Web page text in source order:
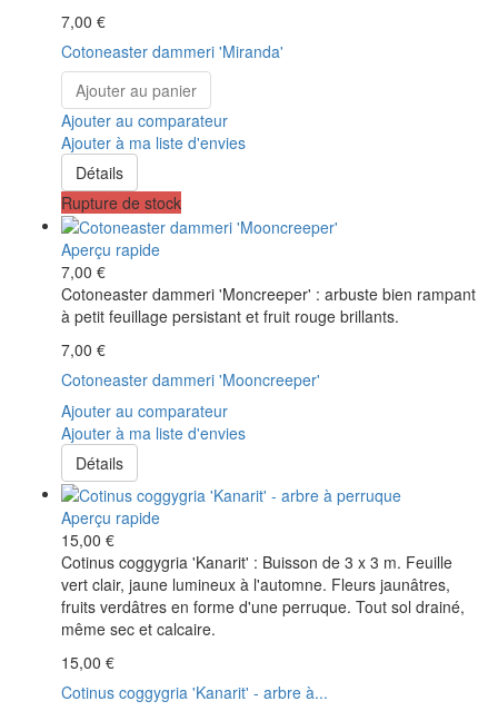
7,00 €
Cotoneaster dammeri 'Miranda'
Ajouter au panier
Ajouter au comparateur
Ajouter à ma liste d'envies
Détails
Rupture de stock
Aperçu rapide
7,00 €
Cotoneaster dammeri 'Moncreeper' : arbuste bien rampant
à petit feuillage persistant et fruit rouge brillants.
7,00 €
Cotoneaster dammeri 'Mooncreeper'
Ajouter au comparateur
Ajouter à ma liste d'envies
Détails
Aperçu rapide
15,00 €
Cotinus coggygria 'Kanarit' : Buisson de 3 x 3 m. Feuille
vert clair, jaune lumineux à l'automne. Fleurs jaunâtres,
fruits verdâtres en forme d'une perruque. Tout sol drainé,
même sec et calcaire.
15,00 €
Cotinus coggygria 'Kanarit' - arbre à...